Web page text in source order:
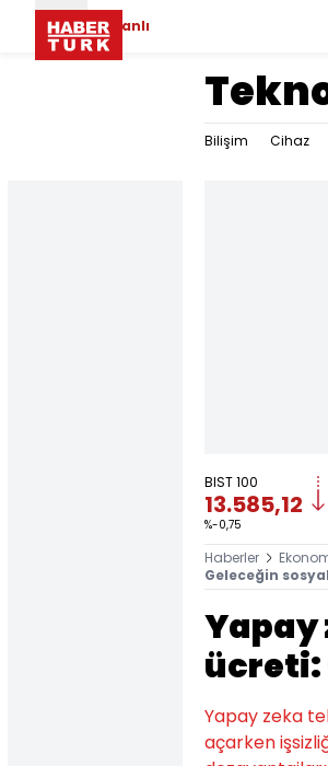
Canlı
Bilişim Cihaz
BIST 100
13.585,12
%-0,75
Haberler
Geleceğin
Yapay
ücreti:
Yapay zeka
açarken